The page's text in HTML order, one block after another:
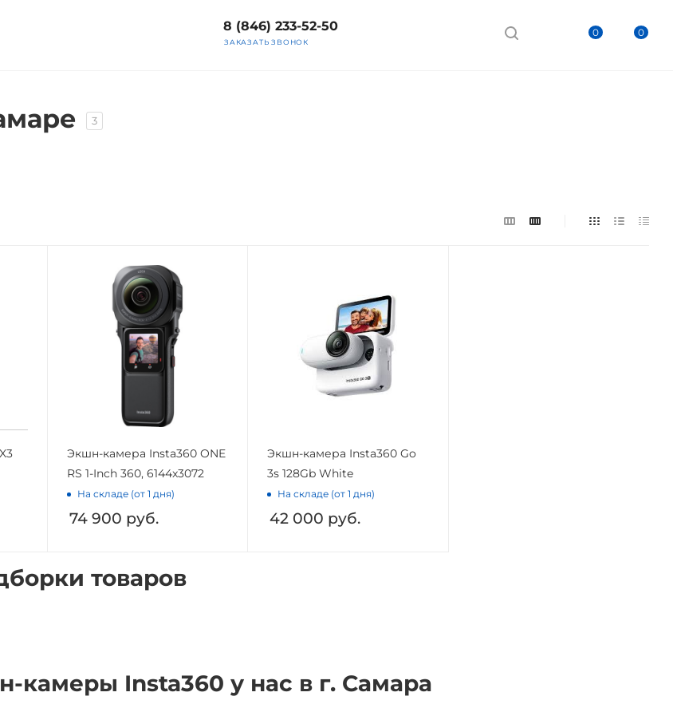
0 0
8 (846) 233-52-50
ЗАКАЗАТЬ ЗВОНОК
3
Экшн-камера Insta360 ONE
RS 1-Inch 360, 6144x3072
На складе (от 1 дня)
74 900 руб.
Экшн-камера Insta360 Go
3s 128Gb White
На складе (от 1 дня)
42 000 руб.
товаров
камеры Insta360 у нас в г. Самара